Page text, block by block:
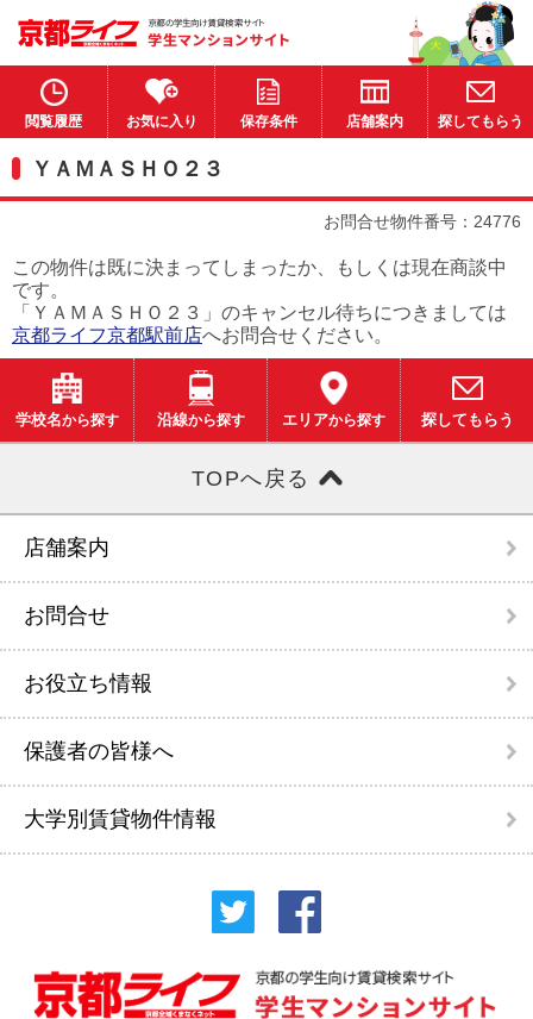
閲覧履歴 お気に入り 保存条件 店舗案内 探してもらう
ＹＡＭＡＳＨＯ２３
お問合せ物件番号：24776
この物件は既に決まってしまったか、もしくは現在商談中
です。
「ＹＡＭＡＳＨＯ２３」のキャンセル待ちにつきましては
京都ライフ京都駅前店へお問合せください。
学校名から探す 沿線から探す エリアから探す 探してもらう
TOPへ戻る
店舗案内
お問合せ
お役立ち情報
保護者の皆様へ
大学別賃貸物件情報